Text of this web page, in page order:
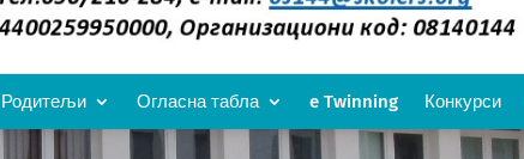
Родитељи Огласна табла e Twinning Конкурси